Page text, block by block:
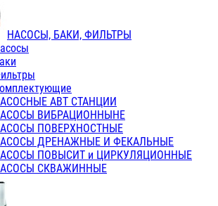
НАСОСЫ, БАКИ, ФИЛЬТРЫ
АВТ СТАНЦИИ
ВИБРАЦИОННЫНЕ
ПОВЕРХНОСТНЫЕ
ДРЕНАЖНЫЕ И ФЕКАЛЬНЫЕ
ПОВЫСИТ и ЦИРКУЛЯЦИОННЫЕ
СКВАЖИННЫЕ